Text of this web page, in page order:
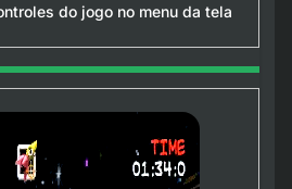
do jogo no menu da tela